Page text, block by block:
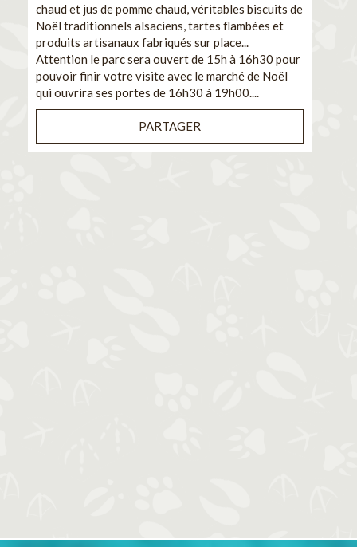
chaud et jus de pomme chaud, véritables biscuits de
Noël traditionnels alsaciens, tartes flambées et
produits artisanaux fabriqués sur place...
Attention le parc sera ouvert de 15h à 16h30 pour
pouvoir finir votre visite avec le marché de Noël
qui ouvrira ses portes de 16h30 à 19h00....
PARTAGER